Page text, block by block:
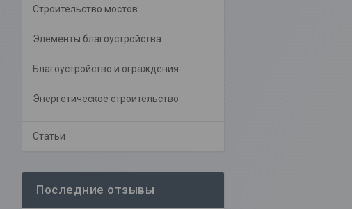
Строительство мостов
Элементы благоустройства
Благоустройство и ограждения
Энергетическое строительство
Статьи